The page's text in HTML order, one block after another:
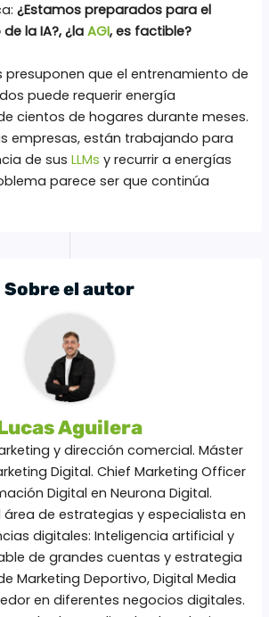
¿Estamos preparados para el
la IA?, ¿laAGI, es factible?
presuponen que el entrenamiento de
puede requerir energía
cientos de hogares durante meses.
empresas, están trabajando para
de susLLMs y recurrir a energías
parece ser que continúa
Sobre el autor
Aguilera
y dirección comercial. Máster
Digital. Chief Marketing Officer
Digital en Neurona Digital.
área de estrategias y especialista en
digitales: Inteligencia artificial y
de grandes cuentas y estrategia
Marketing Deportivo, Digital Media
en diferentes negocios digitales.